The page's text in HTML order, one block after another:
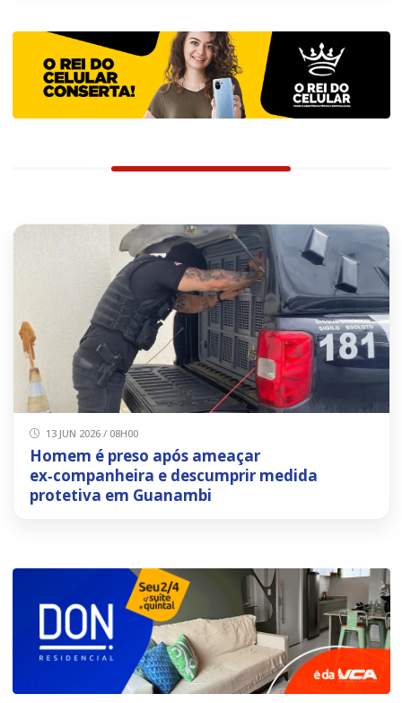
13 JUN 2026 / 08H00
Homem é preso após ameaçar
ex‑companheira e descumprir medida
protetiva em Guanambi